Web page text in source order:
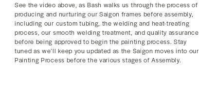
See the video above, as Bash walks us through the process of
producing and nurturing our Saigon frames before assembly,
including our custom tubing, the welding and heat-treating
process, our smooth welding treatment, and quality assurance
before being approved to begin the painting process. Stay
tuned as we’ll keep you updated as the Saigon moves into our
Painting Process before the various stages of Assembly.